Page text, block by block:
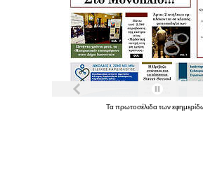
Ταπρωτοσέλιδατων